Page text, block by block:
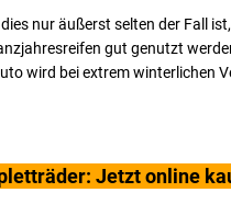
nur äußerst selten der Fall
gut genutzt
wird bei extrem winterlichen
Jetzt online